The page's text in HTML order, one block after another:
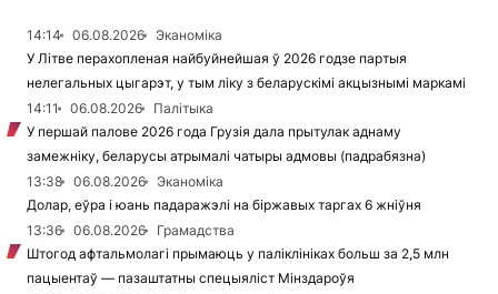
14:14 06.08.2026
Эканоміка
У Літве перахопленая найбуйнейшая ў 2026 годзе партыя
нелегальных цыгарэт, у тым ліку з беларускімі акцызнымі маркамі
14:11
06.08.2026
Палітыка
У першай палове 2026 года Грузія дала прытулак аднаму
замежніку, беларусы атрымалі чатыры адмовы (падрабязна)
13:38
06.08.2026
Эканоміка
Долар, еўра і юань падаражэлі на біржавых таргах 6 жніўня
13:36
06.08.2026
Грамадства
Штогод афтальмолагі прымаюць у паліклініках больш за 2,5 млн
пацыентаў — пазаштатны спецыяліст Мінздароўя